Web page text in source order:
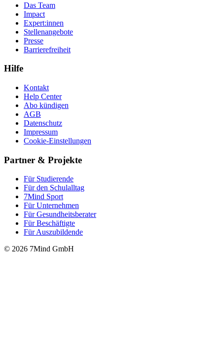
Das Team
Impact
Expert:innen
Stellenangebote
Presse
Barrierefreiheit
Hilfe
Kontakt
Help Center
Abo kündigen
AGB
Datenschutz
Impressum
Cookie-Einstellungen
Partner & Projekte
Für Stu­die­rende
Für den Schulalltag
7Mind Sport
Für Unter­neh­men
Für Gesund­heits­be­ra­ter
Für Beschäftigte
Für Auszubildende
© 2026 7Mind GmbH